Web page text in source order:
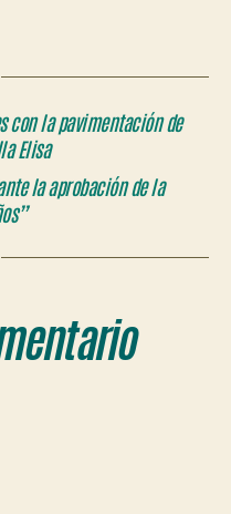
con la pavimentación de
Elisa
la aprobación de la